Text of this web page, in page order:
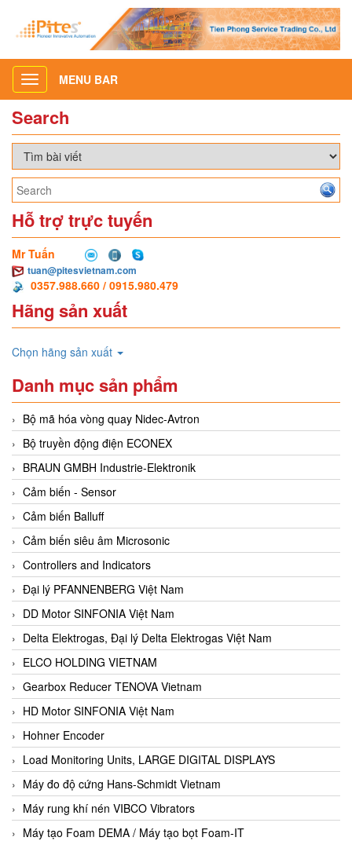
Toggle
navigation
MENU BAR
Search
Hỗ trợ trực tuyến
Mr Tuấn
tuan@pitesvietnam.com
0357.988.660 / 0915.980.479
Hãng sản xuất
Chọn hãng sản xuất
Danh mục sản phẩm
Bộ mã hóa vòng quay Nidec-Avtron
Bộ truyền động điện ECONEX
BRAUN GMBH Industrie-Elektronik
Cảm biến - Sensor
Cảm biến Balluff
Cảm biến siêu âm Microsonic
Controllers and Indicators
Đại lý PFANNENBERG Việt Nam
DD Motor SINFONIA Việt Nam
Delta Elektrogas, Đại lý Delta Elektrogas Việt Nam
ELCO HOLDING VIETNAM
Gearbox Reducer TENOVA Vietnam
HD Motor SINFONIA Việt Nam
Hohner Encoder
Load Monitoring Units, LARGE DIGITAL DISPLAYS
Máy đo độ cứng Hans-Schmidt Vietnam
Máy rung khí nén VIBCO Vibrators
Máy tạo Foam DEMA / Máy tạo bọt Foam-IT